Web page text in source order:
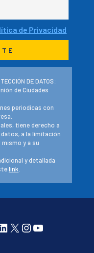
de Privacidad
DE DATOS:
de Ciudades
periodicas con
tiene derecho a
a la limitación
y a su
y detallada
link
X Instagram
YouTube